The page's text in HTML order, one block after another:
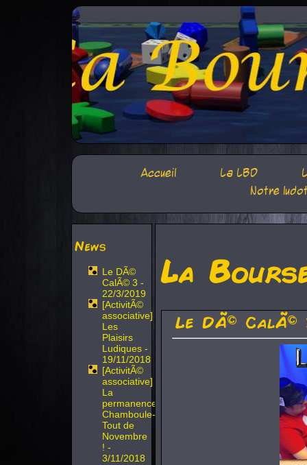
Accueil La LBD
Notre
News
Le DÃ©
CalÃ© 3 -
22/3/2019
[ActivitÃ©
associative]
Les
Plaisirs
Ludiques -
19/11/2018
[ActivitÃ©
associative]
La
permanence
Chamboule-
Tout de
Novembre
! -
3/11/2018
La
Le DÃ© CalÃ©